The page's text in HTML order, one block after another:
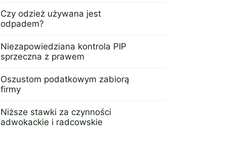
Czy odzież używana jest
odpadem?
Niezapowiedziana kontrola PIP
sprzeczna z prawem
Oszustom podatkowym zabiorą
firmy
Niższe stawki za czynności
adwokackie i radcowskie